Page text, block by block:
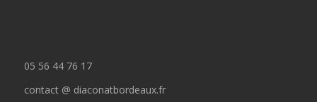
05 56 44 76 17
contact @ diaconatbordeaux.fr